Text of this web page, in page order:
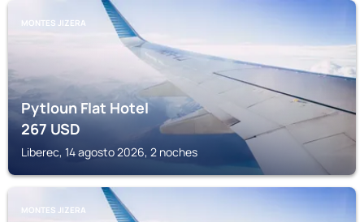
MONTES JIZERA
Pytloun Flat Hotel
267USD
Liberec, 14 agosto 2026, 2 noches
MONTES JIZERA